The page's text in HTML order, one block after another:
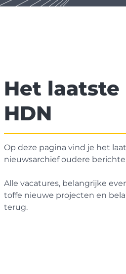
Het
HDN
Op deze pagina vind je het
nieuwsarchief oudere
Alle vacatures, belangrijke
toffe nieuwe projecten en
terug.